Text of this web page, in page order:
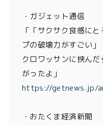
・ガジェット通信
「「サクサク食感に
プの破壊力がすごい
クロワッサンに挟ん
がったよ」
https://getnews.jp/
・おたくま経済新聞